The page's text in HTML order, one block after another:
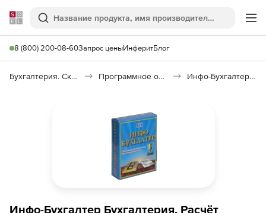
Softline
Поиск
8 (800) 200-08-60Запрос ценыИнферитБлог
Бухгалтерия. Склад. Кадры Программное обеспечение для бухгалтерии Инфо-Бухгалтер 10.2
Инфо-Бухгалтер Бухгалтерия, Расчёт